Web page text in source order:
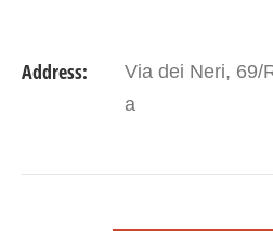
Address:
Via dei Neri, 69/
a